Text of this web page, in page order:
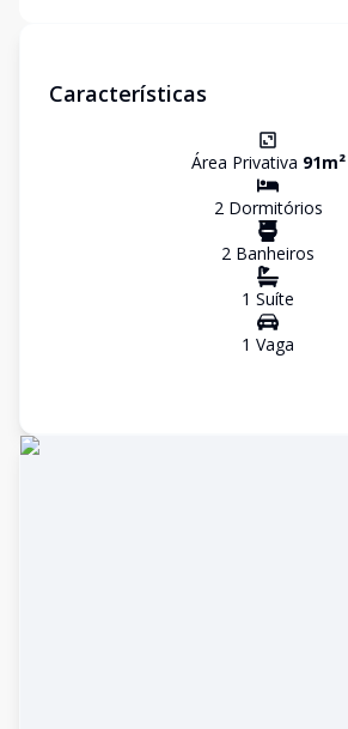
Características
Área Privativa 91m²
2Dormitórios
2 Banheiros
1 Suíte
1 Vaga